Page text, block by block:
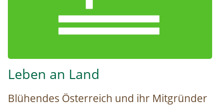
Leben an Land
Blühendes Österreich und ihr Mitgründer